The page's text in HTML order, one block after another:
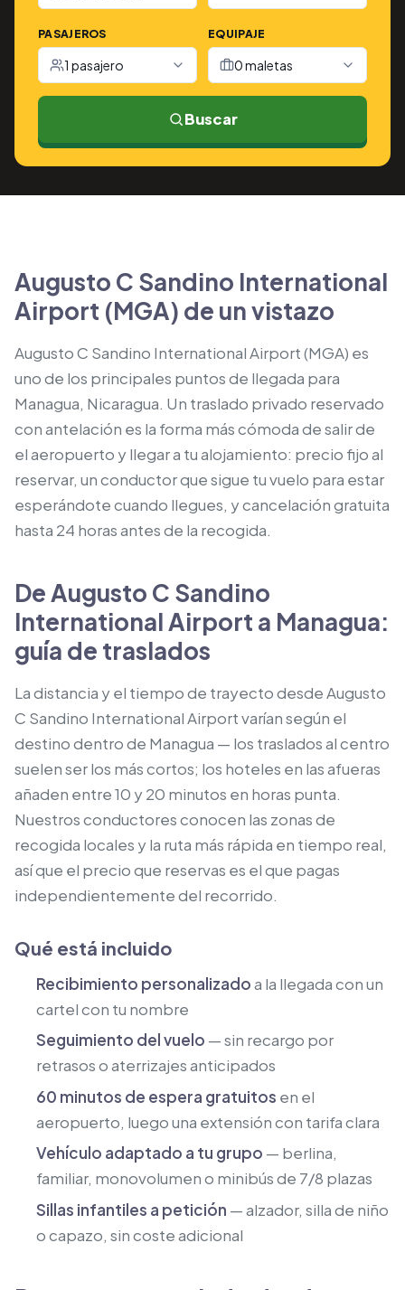
PASAJEROS
1 pasajero
EQUIPAJE
0 maletas
Buscar
Augusto C Sandino International
Airport (MGA) de un vistazo
Augusto C Sandino International Airport (MGA) es
uno de los principales puntos de llegada para
Managua, Nicaragua. Un traslado privado reservado
con antelación es la forma más cómoda de salir de
el aeropuerto y llegar a tu alojamiento: precio fijo al
reservar, un conductor que sigue tu vuelo para estar
esperándote cuando llegues, y cancelación gratuita
hasta 24 horas antes de la recogida.
De Augusto C Sandino
International Airport a Managua:
guía de traslados
La distancia y el tiempo de trayecto desde Augusto
C Sandino International Airport varían según el
destino dentro de Managua — los traslados al centro
suelen ser los más cortos; los hoteles en las afueras
añaden entre 10 y 20 minutos en horas punta.
Nuestros conductores conocen las zonas de
recogida locales y la ruta más rápida en tiempo real,
así que el precio que reservas es el que pagas
independientemente del recorrido.
Qué está incluido
Recibimiento personalizadoa la llegada con un
cartel con tu nombre
Seguimiento del vuelo — sin recargo por
retrasos o aterrizajes anticipados
60 minutos de espera gratuitos en el
aeropuerto, luego una extensión con tarifa clara
Vehículo adaptado a tu grupo — berlina,
familiar, monovolumen o minibús de 7/8 plazas
Sillas infantiles a petición — alzador, silla de niño
o capazo, sin coste adicional